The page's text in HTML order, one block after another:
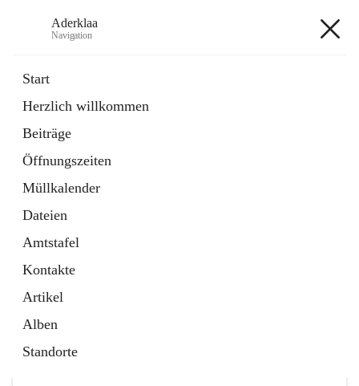
Aderklaa
Navigation
Start
Herzlich willkommen
Beiträge
Öffnungszeiten
Müllkalender
Dateien
Amtstafel
Kontakte
Artikel
Alben
Standorte
6 Schnellzugriffe
Gemeinde
3 Schnellzugriffe